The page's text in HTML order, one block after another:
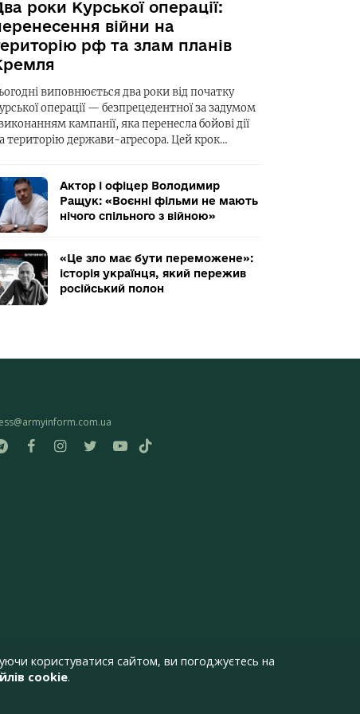
роки Курської операції:
війни на
рф та злам планів
виповнюється два роки від початку
операції — безпрецедентної за задумом
кампанії, яка перенесла бойові дії
територію держави-агресора. Цей крок…
Актор і офіцер Володимир
Ращук: «Воєнні фільми не мають
нічого спільного з війною»
«Це зло має бути переможене»:
історія українця, який пережив
російський полон
користуватися сайтом, ви погоджуєтесь на
cookie.